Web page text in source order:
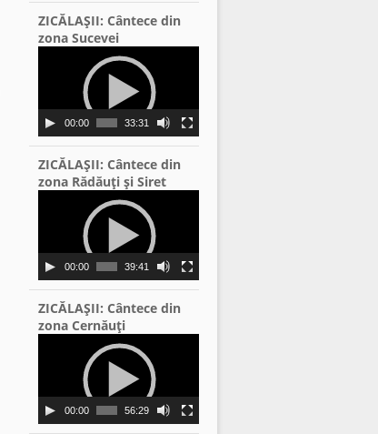
ZICĂLAŞII: Cântece din
zona Sucevei
00:00 33:31
ZICĂLAŞII: Cântece din
zona Rădăuţi şi Siret
00:00 39:41
ZICĂLAŞII: Cântece din
zona Cernăuţi
00:00 56:29